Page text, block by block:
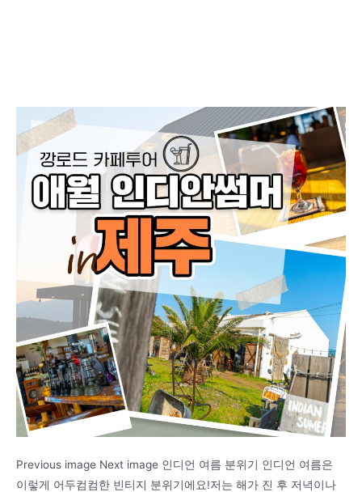
Previous image Next image 인디언 여름 분위기 인디언 여름은
이렇게 어두컴컴한 빈티지 분위기에요!저는 해가 진 후 저녁이나